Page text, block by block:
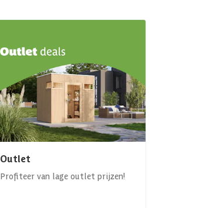
Outlet
Profiteer van lage outlet prijzen!